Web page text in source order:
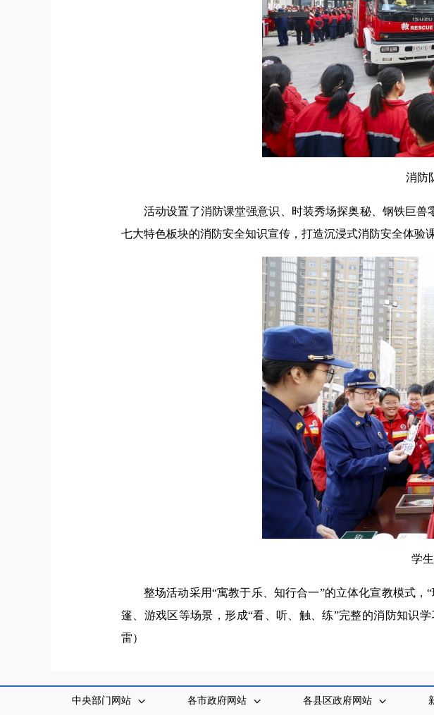
消防
活动设置了消防课堂强意识、时装秀场探奥秘、钢铁巨
七大特色板块的消防安全知识宣传，打造沉浸式消防安全体验
学
整场活动采用“寓教于乐、知行合一”的立体化宣教模式
篷、游戏区等场景，形成“看、听、触、练”完整的消防知识
雷）
中央部门网站 各市政府网站 各县区政府网站